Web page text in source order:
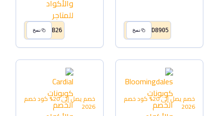
D8905 نسخ B26 نسخ
خصم يصل إلى 20% كود خصم
2026
خصم يصل إلى 20% كود خصم
2026